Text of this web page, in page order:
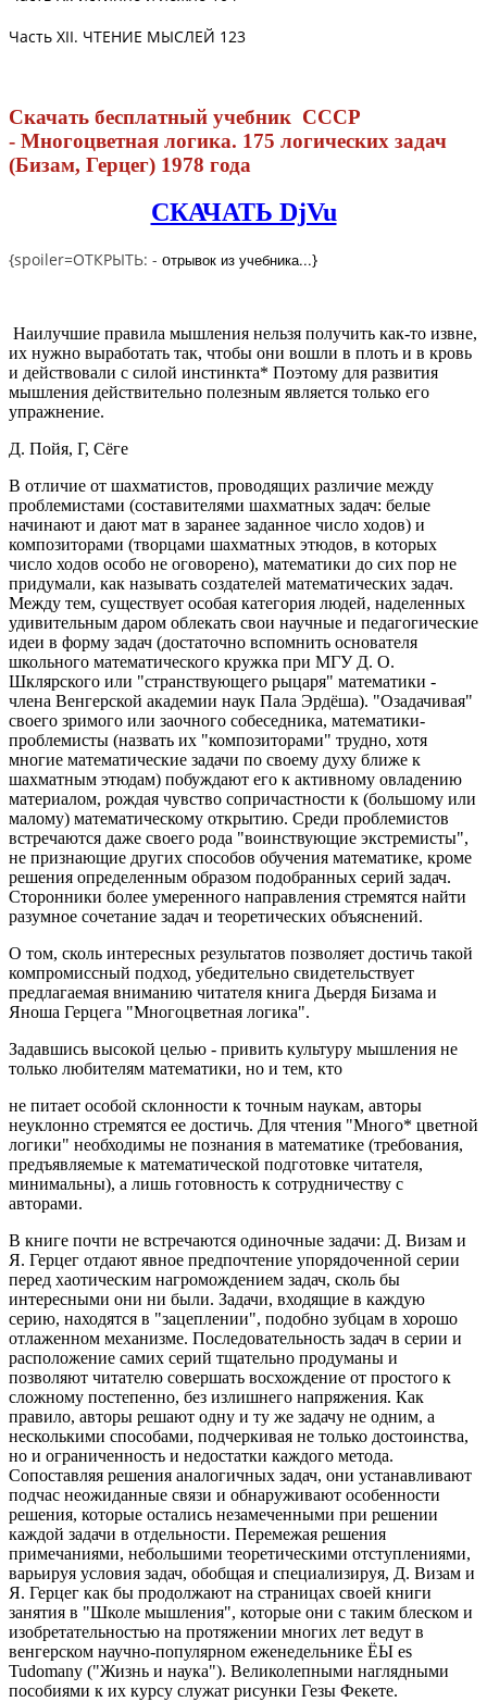
Часть XII. ЧТЕНИЕ МЫСЛЕЙ 123
Скачать бесплатный учебник СССР
- Многоцветная логика. 175 логических задач
(Бизам, Герцег) 1978 года
СКАЧАТЬ DjVu
{spoiler=ОТКРЫТЬ: - отрывок из учебника...}
Наилучшие правила мышления нельзя получить как-то извне,
их нужно выработать так, чтобы они вошли в плоть и в кровь
и действовали с силой инстинкта* Поэтому для развития
мышления действительно полезным является только его
упражнение.
Д. Пойя, Г, Сёге
В отличие от шахматистов, проводящих различие между
проблемистами (составителями шахматных задач: белые
начинают и дают мат в заранее заданное число ходов) и
композиторами (творцами шахматных этюдов, в которых
число ходов особо не оговорено), математики до сих пор не
придумали, как называть создателей математических задач.
Между тем, существует особая категория людей, наделенных
удивительным даром облекать свои научные и педагогические
идеи в форму задач (достаточно вспомнить основателя
школьного математического кружка при МГУ Д. О.
Шклярского или "странствующего рыцаря" математики -
члена Венгерской академии наук Пала Эрдёша). "Озадачивая"
своего зримого или заочного собеседника, математики-
проблемисты (назвать их "композиторами" трудно, хотя
многие математические задачи по своему духу ближе к
шахматным этюдам) побуждают его к активному овладению
материалом, рождая чувство сопричастности к (большому или
малому) математическому открытию. Среди проблемистов
встречаются даже своего рода "воинствующие экстремисты",
не признающие других способов обучения математике, кроме
решения определенным образом подобранных серий задач.
Сторонники более умеренного направления стремятся найти
разумное сочетание задач и теоретических объяснений.
О том, сколь интересных результатов позволяет достичь такой
компромиссный подход, убедительно свидетельствует
предлагаемая вниманию читателя книга Дьердя Бизама и
Яноша Герцега "Многоцветная логика".
Задавшись высокой целью - привить культуру мышления не
только любителям математики, но и тем, кто
не питает особой склонности к точным наукам, авторы
неуклонно стремятся ее достичь. Для чтения "Много* цветной
логики" необходимы не познания в математике (требования,
предъявляемые к математической подготовке читателя,
минимальны), а лишь готовность к сотрудничеству с
авторами.
В книге почти не встречаются одиночные задачи: Д. Визам и
Я. Герцег отдают явное предпочтение упорядоченной серии
перед хаотическим нагромождением задач, сколь бы
интересными они ни были. Задачи, входящие в каждую
серию, находятся в "зацеплении", подобно зубцам в хорошо
отлаженном механизме. Последовательность задач в серии и
расположение самих серий тщательно продуманы и
позволяют читателю совершать восхождение от простого к
сложному постепенно, без излишнего напряжения. Как
правило, авторы решают одну и ту же задачу не одним, а
несколькими способами, подчеркивая не только достоинства,
но и ограниченность и недостатки каждого метода.
Сопоставляя решения аналогичных задач, они устанавливают
подчас неожиданные связи и обнаруживают особенности
решения, которые остались незамеченными при решении
каждой задачи в отдельности. Перемежая решения
примечаниями, небольшими теоретическими отступлениями,
варьируя условия задач, обобщая и специализируя, Д. Визам и
Я. Герцег как бы продолжают на страницах своей книги
занятия в "Школе мышления", которые они с таким блеском и
изобретательностью на протяжении многих лет ведут в
венгерском научно-популярном еженедельнике ЁЫ es
Tudomany ("Жизнь и наука"). Великолепными наглядными
пособиями к их курсу служат рисунки Гезы Фекете.